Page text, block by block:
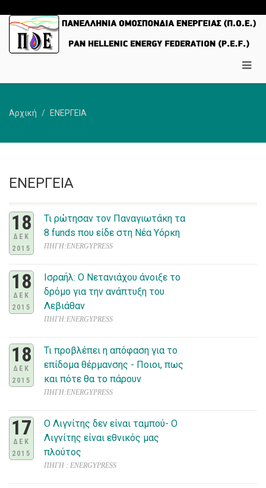
Αρχική ΕΝΕΡΓΕΙΑ
ΕΝΕΡΓΕΙΑ
18
ΔΕΚ
2015
Τι ρώτησαν τον Παναγιωτάκη τα
8 funds που είδε στη Νέα Υόρκη
ΠΗΓΗ:ENERGYPRESS
18
ΔΕΚ
2015
Ισραήλ: Ο Νετανιάχου άνοιξε το
δρόμο για την ανάπτυξη του
Λεβιάθαν
ΠΗΓΗ:ENERGYPRESS
18
ΔΕΚ
2015
Τι προβλέπει η απόφαση για το
επίδομα θέρμανσης - Ποιοι, πως
και πότε θα το πάρουν
ΠΗΓΗ:ENERGYPRESS
17
ΔΕΚ
2015
Ο Λιγνίτης δεν είναι ταμπού- Ο
Λιγνίτης είναι εθνικός μας
πλούτος
ΠΗΓΗ : ENERGYPRESS